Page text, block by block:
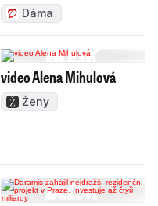
Dáma
video Alena Mihulová
Ženy